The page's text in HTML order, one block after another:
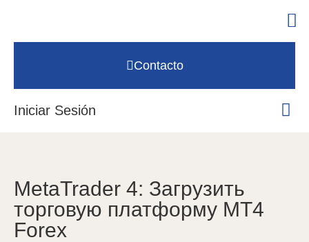
Contacto
Iniciar Sesión
MetaTrader 4: Загрузить
торговую платформу MT4
Forex